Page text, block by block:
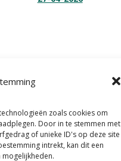
zoals cookies om
Door in te stemmen met
of unieke ID's op deze site
intrekt, kan dit een